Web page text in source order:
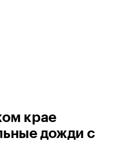
крае
дожди с